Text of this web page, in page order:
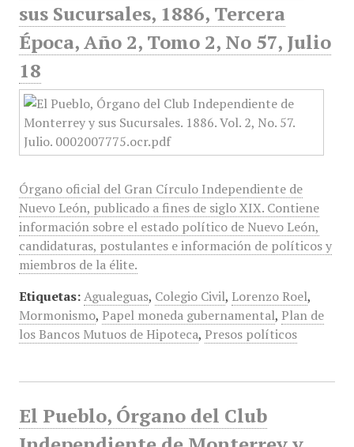
sus Sucursales, 1886, Tercera
Época, Año 2, Tomo 2, No 57, Julio
18
Órgano oficial del Gran Círculo Independiente de
Nuevo León, publicado a fines de siglo XIX. Contiene
información sobre el estado político de Nuevo León,
candidaturas, postulantes e información de políticos y
miembros de la élite.
Etiquetas: Agualeguas, Colegio Civil, Lorenzo Roel,
Mormonismo, Papel moneda gubernamental, Plan de
los Bancos Mutuos de Hipoteca, Presos políticos
El Pueblo, Órgano del Club